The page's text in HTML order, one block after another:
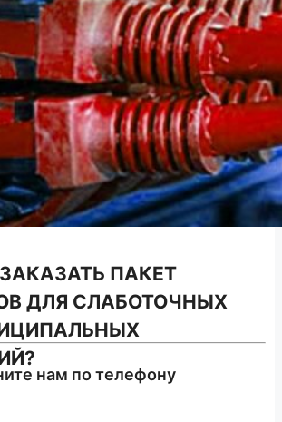
ПАКЕТ
ДЛЯ СЛАБОТОЧНЫХ
нам по телефону